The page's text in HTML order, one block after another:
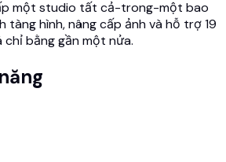
một studio tất cả-trong-một bao
tàng hình, nâng cấp ảnh và hỗ trợ 19
chỉ bằng gần một nửa.